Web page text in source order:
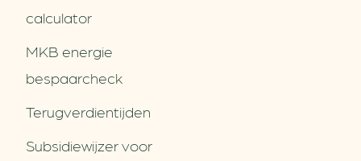
calculator
MKB energie
bespaarcheck
Terugverdien­tijden
Subsidiewijzer voor